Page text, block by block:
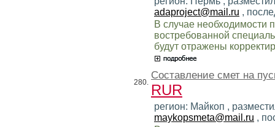
adaproject@mail.ru ,
В случае необходимости
востребованной
будут отражены
280.
Составление смет на
RUR
регион: Майкоп ,
maykopsmeta@mail.ru ,